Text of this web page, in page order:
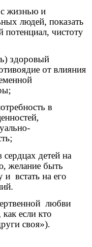
с жизнью и
людей, показать
потенциал, чистоту
здоровый
от влияния
в
детей на
желание быть
и встать на его
любви
если кто
своя»).